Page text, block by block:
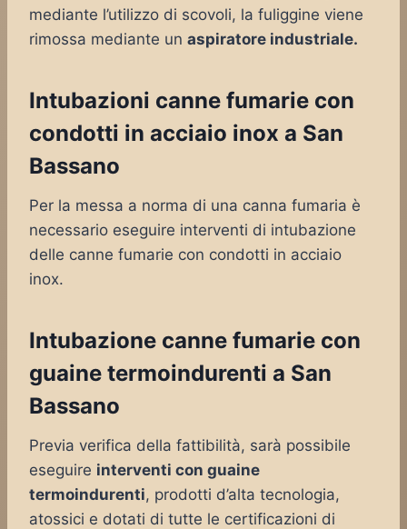
mediante l’utilizzo di scovoli, la fuliggine viene
rimossa mediante un aspiratore industriale.
Intubazioni canne fumarie con
condotti in acciaio inox a San
Bassano
Per la messa a norma di una canna fumaria è
necessario eseguire interventi di intubazione
delle canne fumarie con condotti in acciaio
inox.
Intubazione canne fumarie con
guaine termoindurenti a San
Bassano
Previa verifica della fattibilità, sarà possibile
eseguire interventi con guaine
termoindurenti, prodotti d’alta tecnologia,
atossici e dotati di tutte le certificazioni di